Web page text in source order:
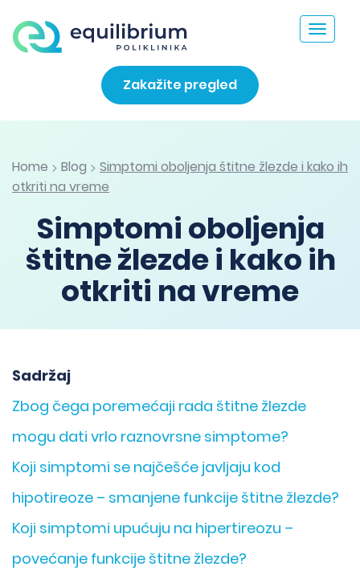
Toggle
Zakažite pregled
Home > Blog > Simptomi oboljenja štitne žlezde i kako ih
otkriti na vreme
Simptomi oboljenja
štitne žlezde i kako ih
otkriti na vreme
Sadržaj
Zbog čega poremećaji rada štitne žlezde
mogu dati vrlo raznovrsne simptome?
Koji simptomi se najčešće javljaju kod
hipotireoze – smanjene funkcije štitne žlezde?
Koji simptomi upućuju na hipertireozu –
povećanje funkcije štitne žlezde?